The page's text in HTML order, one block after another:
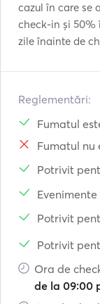
cazul în care se
check-in și 50%
zile înainte de
Reglementări:
Fumatul
Fumatul nu
Potrivit
Potrivit
Potrivit
Ora de
de la 09:00